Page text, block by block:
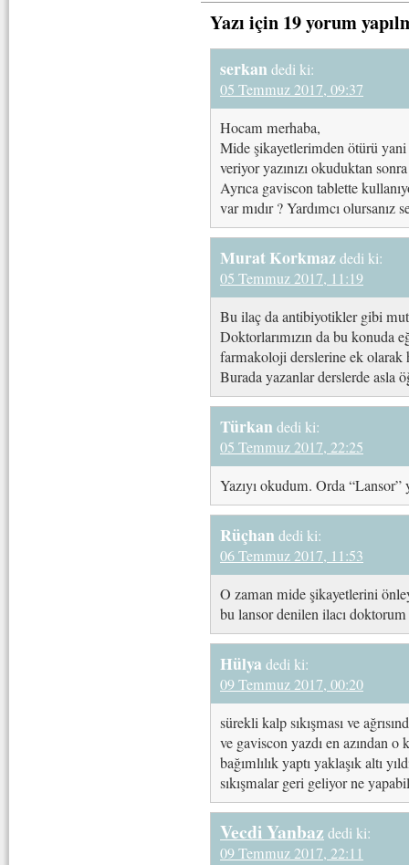
Yazı için 19 yorum
serkandedi ki:
05 Temmuz 2017, 09:37
Hocam merhaba,
Mide şikayetlerimden ötürü
veriyor yazınızı okuduktan
Ayrıca gaviscon tablette
var mıdır ? Yardımcı
Murat Korkmazdedi ki:
05 Temmuz 2017, 11:19
Bu ilaç da antibiyotikler gibi
Doktorlarımızın da bu konuda
farmakoloji derslerine ek olarak
Burada yazanlar derslerde asla
Türkandedi ki:
05 Temmuz 2017, 22:25
Yazıyı okudum. Orda
Rüçhandedi ki:
06 Temmuz 2017, 11:53
O zaman mide şikayetlerini
bu lansor denilen ilacı
Hülya dedi ki:
09 Temmuz 2017, 00:20
sürekli kalp sıkışması ve
ve gaviscon yazdı en azından
bağımlılık yaptı yaklaşık altı
sıkışmalar geri geliyor ne
Vecdi Yanbaz dedi ki:
09 Temmuz 2017, 22:11